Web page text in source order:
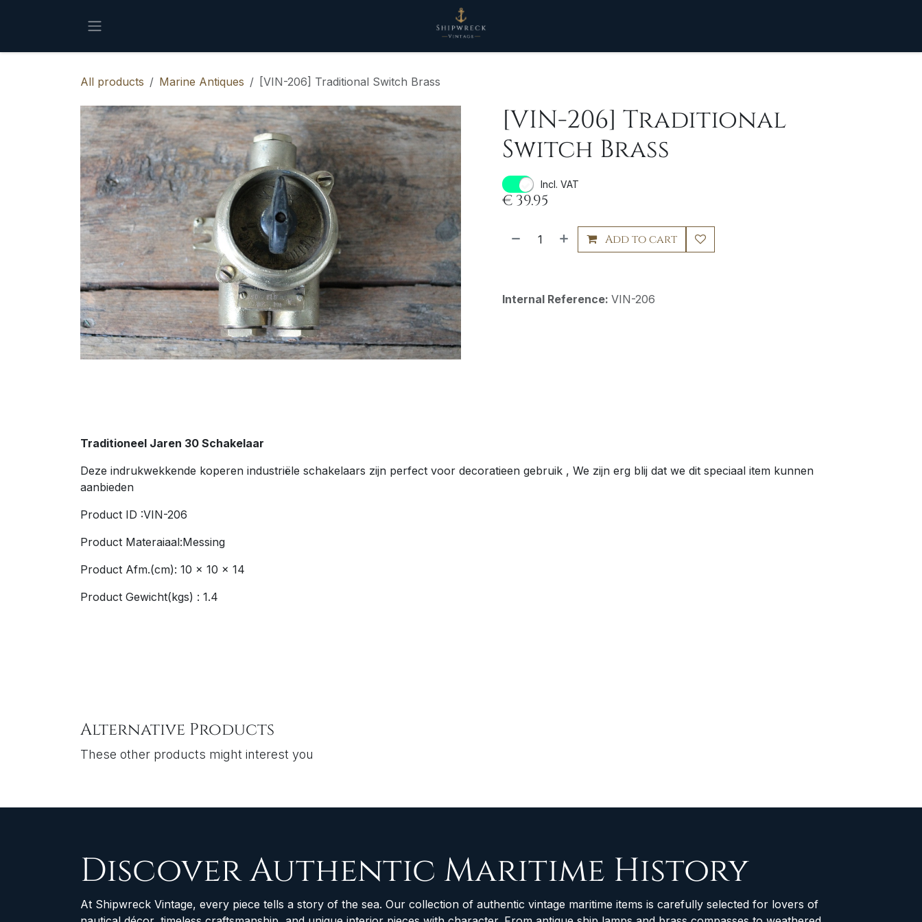
All products Marine Antiques [VIN-206] Traditional Switch Brass
[VIN-206] Traditional
Switch Brass
Incl. VAT
€ 39.95
Add to cart
Internal Reference: VIN-206
Traditioneel Jaren 30 Schakelaar
Deze indrukwekkende koperen industriële schakelaars zijn perfect voor decoratieen gebruik , We zijn erg blij dat we dit speciaal item kunnen
aanbieden
Product ID :VIN-206
Product Materaiaal:Messing
Product Afm.(cm): 10 x 10 x 14
Product Gewicht(kgs) : 1.4
Alternative Products
These other products might interest you
Discover Authentic Maritime History
At Shipwreck Vintage, every piece tells a story of the sea. Our collection of authentic vintage maritime items is carefully selected for lovers of